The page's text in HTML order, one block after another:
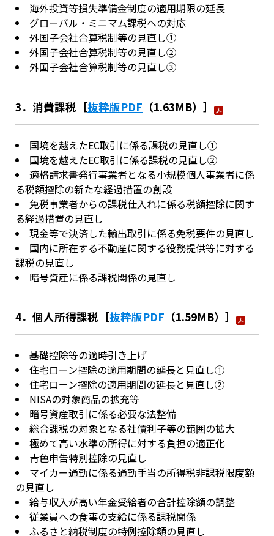
海外投資等損失準備金制度の適用期限の延長
グローバル・ミニマム課税への対応
外国子会社合算税制等の見直し①
外国子会社合算税制等の見直し②
外国子会社合算税制等の見直し③
3．消費課税［抜粋版PDF （1.63MB）］
国境を越えたEC取引に係る課税の見直し①
国境を越えたEC取引に係る課税の見直し②
適格請求書発行事業者となる小規模個人事業者に係
る税額控除の新たな経過措置の創設
免税事業者からの課税仕入れに係る税額控除に関す
る経過措置の見直し
現金等で決済した輸出取引に係る免税要件の見直し
国内に所在する不動産に関する役務提供等に対する
課税の見直し
暗号資産に係る課税関係の見直し
4．個人所得課税［抜粋版PDF （1.59MB）］
基礎控除等の適時引き上げ
住宅ローン控除の適用期間の延長と見直し①
住宅ローン控除の適用期間の延長と見直し②
NISAの対象商品の拡充等
暗号資産取引に係る必要な法整備
総合課税の対象となる社債利子等の範囲の拡大
極めて高い水準の所得に対する負担の適正化
青色申告特別控除の見直し
マイカー通勤に係る通勤手当の所得税非課税限度額
の見直し
給与収入が高い年金受給者の合計控除額の調整
従業員への食事の支給に係る課税関係
ふるさと納税制度の特例控除額の見直し